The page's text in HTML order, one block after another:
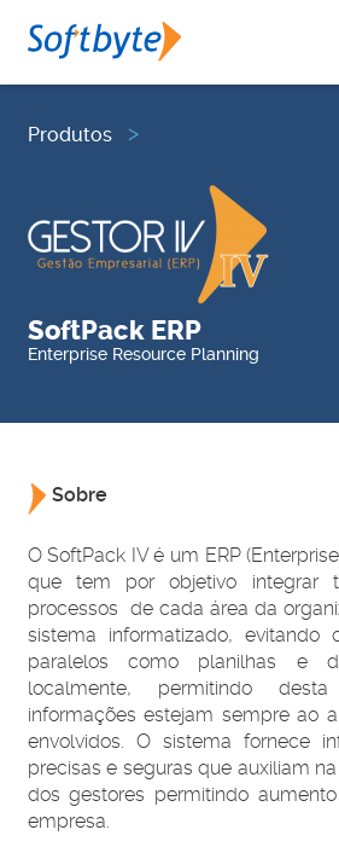
Produtos
SoftPack ERP
Enterprise Resource Planning
Sobre
O SoftPack IV é um ERP
que tem por objetivo integrar
processos de cada área da
sistema informatizado, evitando
paralelos como planilhas e
localmente, permitindo
informações estejam sempre ao
envolvidos. O sistema fornece
precisas e seguras que auxiliam
dos gestores permitindo
empresa.